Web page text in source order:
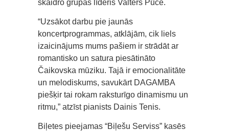
skaidro grupas līderis Valters Pūce.
“Uzsākot darbu pie jaunās
koncertprogrammas, atklājām, cik liels
izaicinājums mums pašiem ir strādāt ar
romantisko un satura piesātināto
Čaikovska mūziku. Tajā ir emocionalitāte
un melodiskums, savukārt DAGAMBA
piešķir tai rokam raksturīgo dinamismu un
ritmu,” atzīst pianists Dainis Tenis.
Biļetes pieejamas “Biļešu Serviss” kasēs